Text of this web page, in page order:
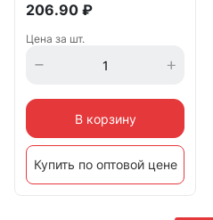
206.90 ₽
Цена за шт.
В корзину
Купить по оптовой цене